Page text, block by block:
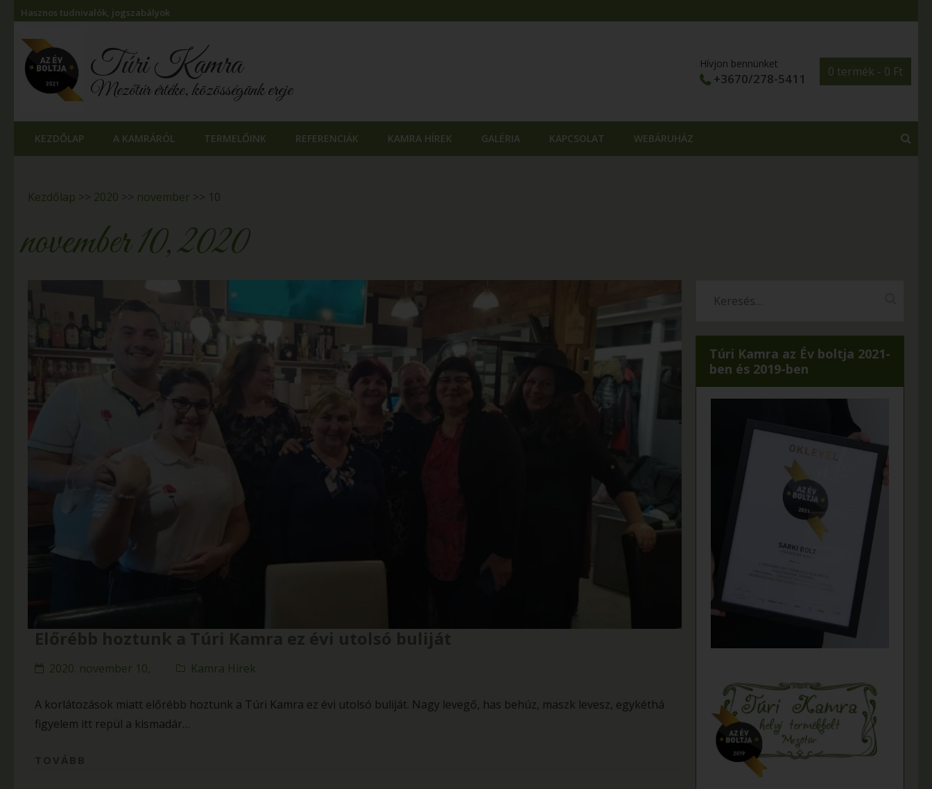
Hasznos tudnivalók, jogszabályok
Túri Kamra
Mezőtúr értéke, közösségünk ereje
0 termék - 0 Ft
Hívjon bennünket
+3670/278-5411
KEZDŐLAP A KAMRÁRÓL TERMELŐINK REFERENCIÁK KAMRA HÍREK GALÉRIA KAPCSOLAT WEBÁRUHÁZ
Kezdőlap >> 2020 >> november >> 10
november 10, 2020
2020. november 10, Kamra Hírek
A korlátozások miatt előrébb hoztunk a Túri Kamra ez évi utolsó buliját. Nagy levegő, has behúz, maszk levesz, egykéthá
figyelem itt repül a kismadár…
Túri Kamra az Év boltja 2021-
ben és 2019-ben